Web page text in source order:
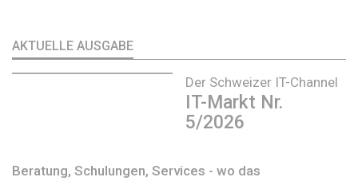
AKTUELLE AUSGABE
Der Schweizer IT-Channel
IT-Markt Nr.
5/2026
Beratung, Schulungen, Services - wo das